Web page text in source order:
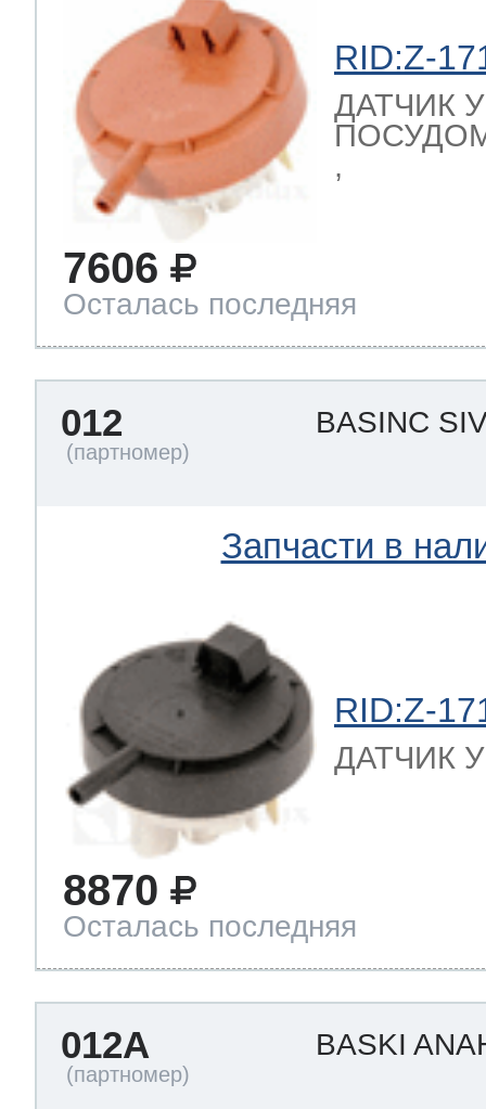
RID:Z-
ДАТЧИК
,
7606
Осталась последняя
012 BASINC
Запчасти в
RID:Z-
ДАТЧИК
8870
Осталась последняя
012A BASKI